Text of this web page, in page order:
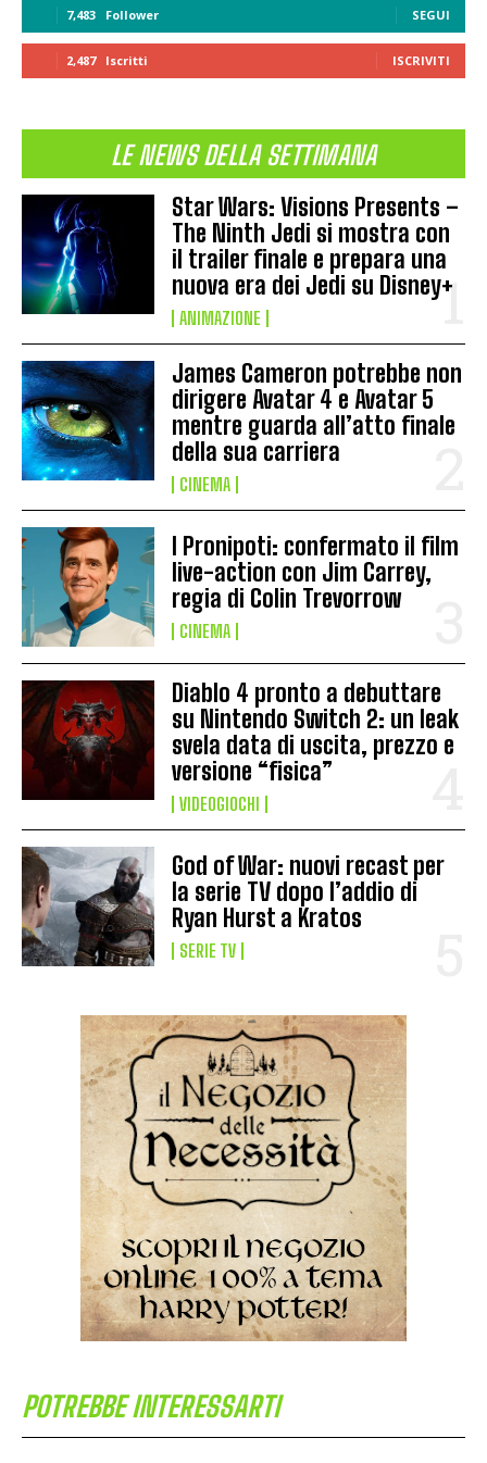
7,483 Follower SEGUI
2,487 Iscritti ISCRIVITI
LE NEWS DELLA SETTIMANA
Star Wars: Visions Presents –
The Ninth Jedi si mostra con
il trailer finale e prepara una
nuova era dei Jedi su Disney+
ANIMAZIONE
James Cameron potrebbe non
dirigere Avatar 4 e Avatar 5
mentre guarda all’atto finale
della sua carriera
CINEMA
I Pronipoti: confermato il film
live-action con Jim Carrey,
regia di Colin Trevorrow
CINEMA
Diablo 4 pronto a debuttare
su Nintendo Switch 2: un leak
svela data di uscita, prezzo e
versione “fisica”
VIDEOGIOCHI
God of War: nuovi recast per
la serie TV dopo l’addio di
Ryan Hurst a Kratos
SERIE TV
POTREBBE INTERESSARTI